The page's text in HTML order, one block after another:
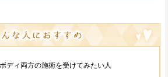
ディ両方の施術を受けてみたい人